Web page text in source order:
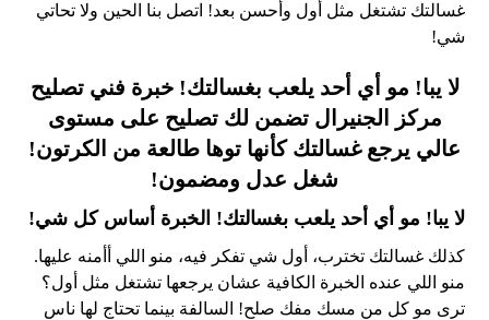
غسالتك تشتغل مثل أول وأحسن بعد! اتصل بنا الحين ولا تحاتي
شي!
لا يبا! مو أي أحد يلعب بغسالتك! خبرة فني تصليح
مركز الجنيرال تضمن لكتصليح على مستوى
عالي يرجع غسالتك كأنها توها طالعة من الكرتون!
شغل عدل ومضمون!
لا يبا! مو أي أحد يلعب بغسالتك! الخبرة أساس كل شي!
كذلك غسالتك تخترب، أول شي تفكر فيه، منو اللي أأمنه عليها.
منو اللي عنده الخبرة الكافية عشان يرجعها تشتغل مثل أول؟
ترى مو كل من مسك مفك صلح! السالفة بينما تحتاج لها ناس